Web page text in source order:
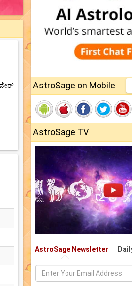
AstroSage on Mobile
AstroSage TV
AstroSage Newsletter